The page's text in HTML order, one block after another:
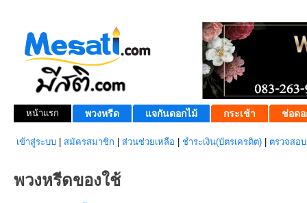
หน้าแรก พวงหรีด แจกันดอกไม้ กระเช้า ช่อดอ
เข้าสู่ระบบ สมัครสมาชิก ส่วนช่วยเหลือ ชำระเงิน(บัตรเครดิต) ตรวจสอ
พวงหรีดของใช้